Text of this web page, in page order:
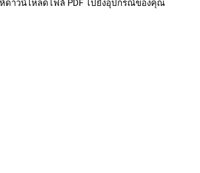
ดาวน์โหลดไฟล์ PDF ไปยังอุปกรณ์ของคุณ